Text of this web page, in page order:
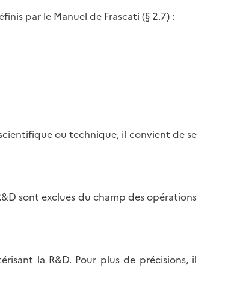
par le Manuel de Frascati (§ 2.7) :
ou technique, il convient de se
sont exclues du champ des opérations
la R&D. Pour plus de précisions, il